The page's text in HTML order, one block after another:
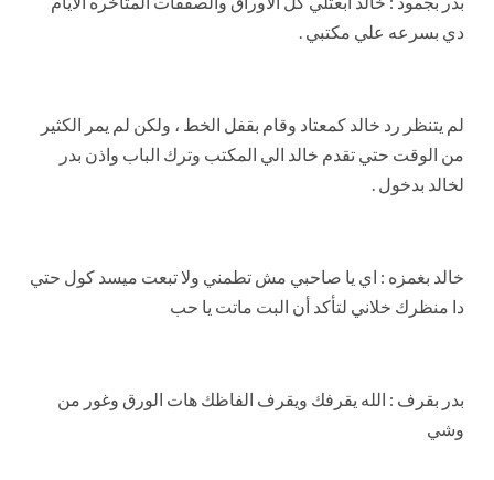
دي بسرعه علي مكتبي .
لم يتنظر رد خالد كمعتاد وقام بقفل الخط ، ولكن لم يمر الكثير
من الوقت حتي تقدم خالد الي المكتب وترك الباب واذن بدر
لخالد بدخول .
خالد بغمزه : اي يا صاحبي مش تطمني ولا تبعت ميسد كول حتي
دا منظرك خلاني لتأكد أن البت ماتت يا حب
بدر بقرف : الله يقرفك ويقرف الفاظك هات الورق وغور من
وشي